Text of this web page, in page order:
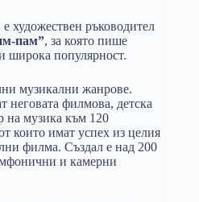
художествен ръководител
пам”, за която пише
широка популярност.
музикални жанрове.
неговата филмова, детска
на музика към 120
които имат успех из целия
филма. Създал е над 200
и камерни